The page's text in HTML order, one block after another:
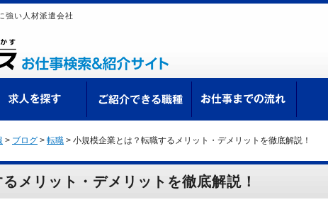
強い人材派遣会社
> ブログ > 転職 > 小規模企業とは？転職するメリット・デメリットを徹底解説！
メリット・デメリットを徹底解説！